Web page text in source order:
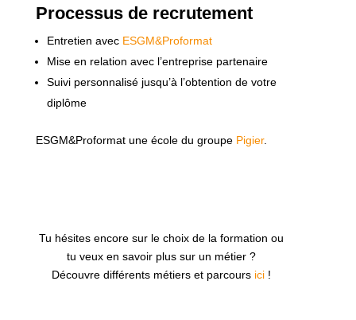
Processus de recrutement
Entretien avec ESGM&Proformat
Mise en relation avec l’entreprise partenaire
Suivi personnalisé jusqu’à l’obtention de votre
diplôme
ESGM&Proformat une école du groupe Pigier.
Tu hésites encore sur le choix de la formation ou
tu veux en savoir plus sur un métier ?
Découvre différents métiers et parcours ici!